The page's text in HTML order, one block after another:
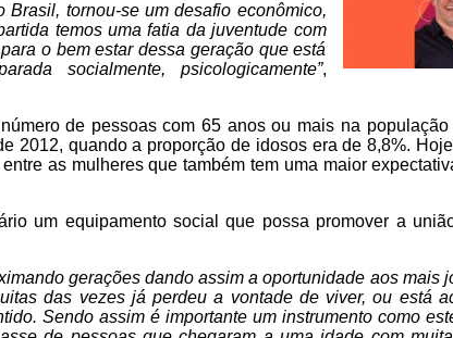
Brasil, tornou-se um desafio econômico,
temos uma fatia da juventude com
o bem estar dessa geração que está
socialmente, psicologicamente”,
de pessoas com 65 anos ou mais na
2012, quando a proporção de idosos era de 8,8%.
as mulheres que também tem uma maior
um equipamento social que possa promover a
gerações dando assim a oportunidade aos mais
das vezes já perdeu a vontade de viver, ou está
Sendo assim é importante um instrumento como